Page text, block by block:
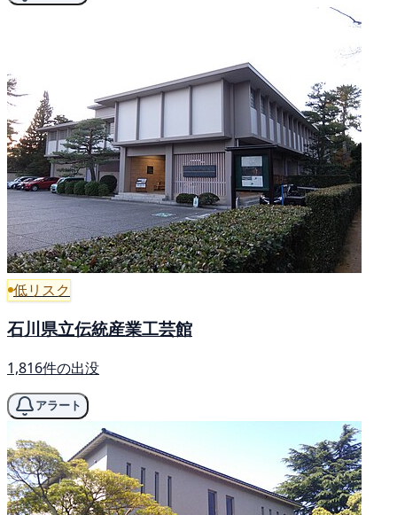
低リスク
石川県立伝統産業工芸館
1,816件の出没
アラート